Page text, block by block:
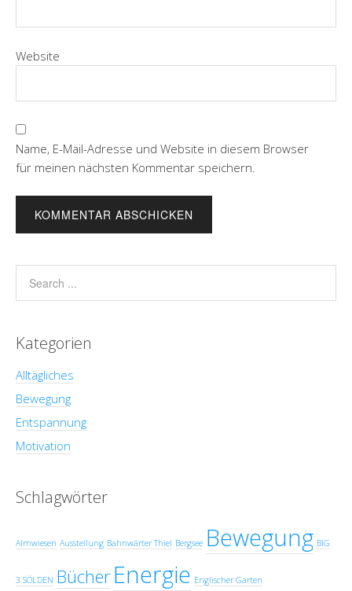
Website
Name, E-Mail-Adresse und Website in diesem Browser
für meinen nächsten Kommentar speichern.
Kategorien
Alltägliches
Bewegung
Entspannung
Motivation
Schlagwörter
Almwiesen Ausstellung Bahnwärter Thiel Bergsee Bewegung BIG
3 SÖLDEN Bücher Energie Englischer Garten